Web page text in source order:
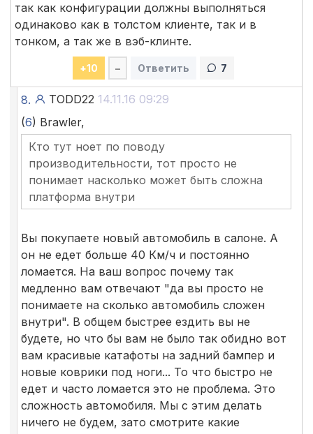
так как конфигурации должны выполняться
одинаково как в толстом клиенте, так и в
тонком, а так же в вэб-клинте.
+10 – Ответить 7
8. TODD22 14.11.16 09:29
(6) Brawler,
Кто тут ноет по поводу
производительности, тот просто не
понимает насколько может быть сложна
платформа внутри
Вы покупаете новый автомобиль в салоне. А
он не едет больше 40 Км/ч и постоянно
ломается. На ваш вопрос почему так
медленно вам отвечают "да вы просто не
понимаете на сколько автомобиль сложен
внутри". В общем быстрее ездить вы не
будете, но что бы вам не было так обидно вот
вам красивые катафоты на задний бампер и
новые коврики под ноги... То что быстро не
едет и часто ломается это не проблема. Это
сложность автомобиля. Мы с этим делать
ничего не будем, зато смотрите какие